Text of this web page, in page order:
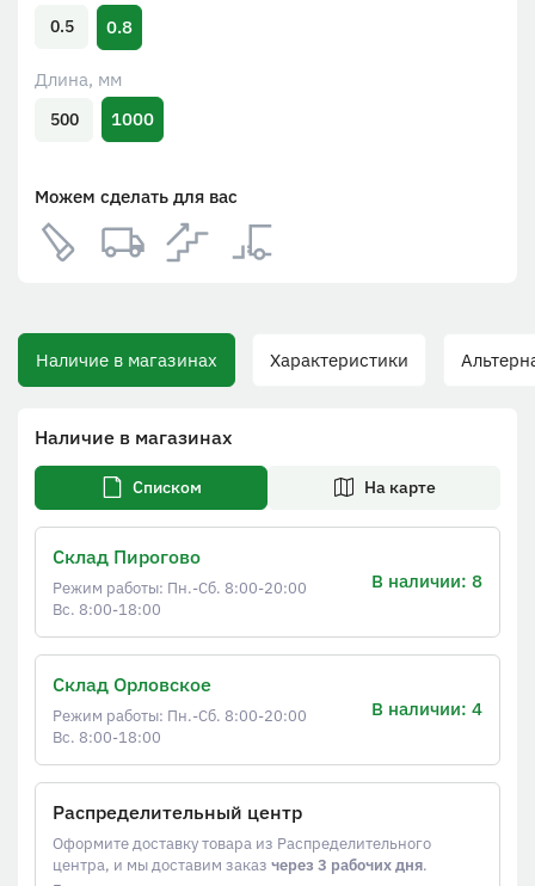
0.5 0.8
Длина, мм
500 1000
Можем сделать для вас
Наличие в магазинах Характеристики
Наличие в магазинах
Списком На карте
Склад Пирогово
Режим работы: Пн.-Сб. 8:00-20:00
Вс. 8:00-18:00
В наличии: 8
Склад Орловское
Режим работы: Пн.-Сб. 8:00-20:00
Вс. 8:00-18:00
В наличии: 4
Распределительный центр
Оформите доставку товара из Распределительного
центра, и мы доставим заказ через 3 рабочих дня.